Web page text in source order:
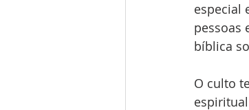
especial
pessoas
bíblica
O culto